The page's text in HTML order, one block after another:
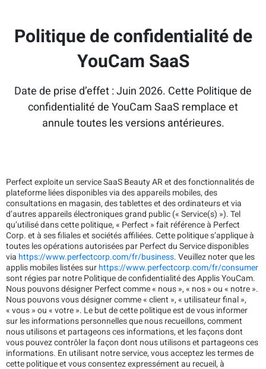
Politique de confidentialité de
YouCam SaaS
Date de prise d’effet : Juin 2026. Cette Politique de
confidentialité de YouCam SaaS remplace et
annule toutes les versions antérieures.
Perfect exploite un service SaaS Beauty AR et des fonctionnalités de
plateforme liées disponibles via des appareils mobiles, des
consultations en magasin, des tablettes et des ordinateurs et via
d’autres appareils électroniques grand public (« Service(s) »). Tel
qu’utilisé dans cette politique, « Perfect » fait référence à Perfect
Corp. et à ses filiales et sociétés affiliées. Cette politique s’applique à
toutes les opérations autorisées par Perfect du Service disponibles
via https://www.perfectcorp.com/fr/business. Veuillez noter que les
applis mobiles listées sur https://www.perfectcorp.com/fr/consumer
sont régies par notre Politique de confidentialité des Applis YouCam.
Nous pouvons désigner Perfect comme « nous », « nos » ou « notre ».
Nous pouvons vous désigner comme « client », « utilisateur final »,
« vous » ou « votre ». Le but de cette politique est de vous informer
sur les informations personnelles que nous recueillons, comment
nous utilisons et partageons ces informations, et les façons dont
vous pouvez contrôler la façon dont nous utilisons et partageons ces
informations. En utilisant notre service, vous acceptez les termes de
cette politique et vous consentez expressément au recueil, à